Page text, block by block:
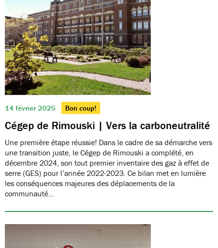
14 février 2025 Bon coup!
Cégep de Rimouski | Vers la carboneutralité
Une première étape réussie! Dans le cadre de sa démarche vers
une transition juste, le Cégep de Rimouski a complété, en
décembre 2024, son tout premier inventaire des gaz à effet de
serre (GES) pour l’année 2022-2023. Ce bilan met en lumière
les conséquences majeures des déplacements de la
communauté…